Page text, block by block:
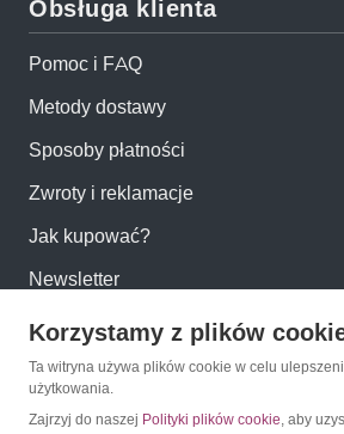
Obsługa klienta
Pomoc i FAQ
Metody dostawy
Sposoby płatności
Zwroty i reklamacje
Jak kupować?
Newsletter
Konto
Moje konto
Korzystamy z plików
Ta witryna używa plików cookie w celu
użytkowania.
Zajrzyj do naszej Polityki plików cookie, aby